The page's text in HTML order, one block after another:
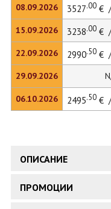
08.09.2026
15.09.2026
22.09.2026
29.09.2026
06.10.2026
3527.00€ /
3238.00€ /
2990.50€ /
2495.50€ /
ОПИСАНИЕ
ПРОМОЦИИ